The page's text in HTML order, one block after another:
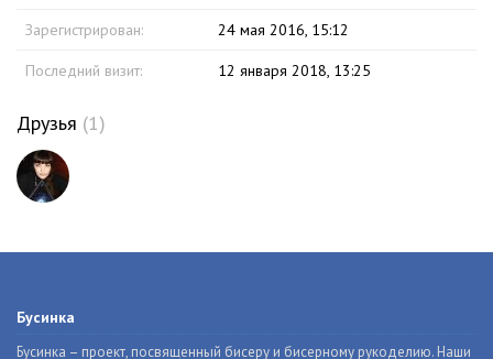
Зарегистрирован: 24 мая 2016, 15:12
Последний визит: 12 января 2018, 13:25
Друзья (1)
Бусинка
Бусинка – проект, посвященный бисеру и бисерному рукоделию. Наши